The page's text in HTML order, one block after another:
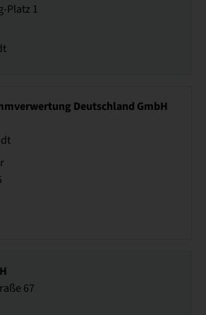
Platz 1
Deutschland GmbH
67